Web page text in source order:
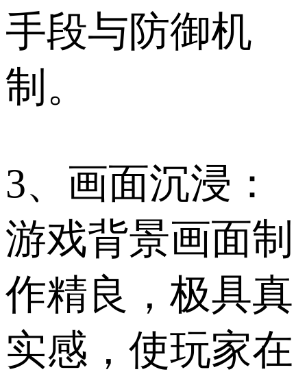
手段与防御机
制。
3、画面沉浸：
游戏背景画面制
作精良，极具真
实感，使玩家在